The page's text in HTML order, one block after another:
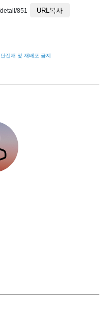
851 URL복사
전재 및 재배포 금지